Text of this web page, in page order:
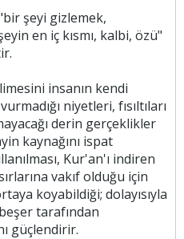
şeyi gizlemek,
en iç kısmı, kalbi, özü"
insanın kendi
niyetleri, fısıltıları
derin gerçeklikler
kaynağını ispat
Kur'an'ı indiren
vakıf olduğu için
koyabildiği; dolayısıyla
tarafından
güçlendirir.